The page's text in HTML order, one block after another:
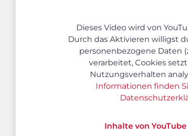
Dieses Video wird von
Durch das Aktivieren willigst
personenbezogene Daten
verarbeitet, Cookies
Nutzungsverhalten
Informationen finden
Inhalte von